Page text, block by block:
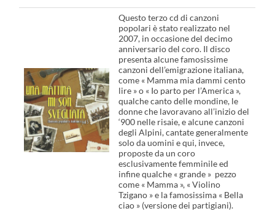
Questo terzo cd di canzoni
popolari è stato realizzato nel
2007, in occasione del decimo
anniversario del coro. Il disco
presenta alcune famosissime
canzoni dell’emigrazione italiana,
come « Mamma mia dammi cento
lire » o « Io parto per l’America »,
qualche canto delle mondine, le
donne che lavoravano all’inizio del
‘900 nelle risaie, e alcune canzoni
degli Alpini, cantate generalmente
solo da uomini e qui, invece,
proposte da un coro
esclusivamente femminile ed
infine qualche « grande » pezzo
come « Mamma », « Violino
Tzigano » e la famosissima « Bella
ciao » (versione dei partigiani).